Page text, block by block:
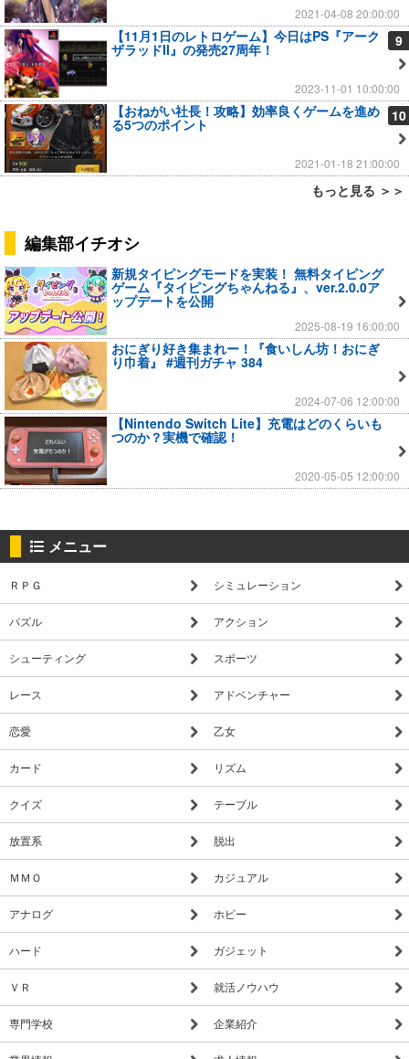
2021-04-08 20:00:00
9
【11月1日のレトロゲーム】今日はPS『アーク
ザラッドII』の発売27周年！
2023-11-01 10:00:00
10
【おねがい社長！攻略】効率良くゲームを進め
る5つのポイント
2021-01-18 21:00:00
もっと見る ＞＞
編集部イチオシ
新規タイピングモードを実装！ 無料タイピング
ゲーム『タイピングちゃんねる』、ver.2.0.0ア
ップデートを公開
2025-08-19 16:00:00
おにぎり好き集まれー！『食いしん坊！おにぎ
り巾着』 #週刊ガチャ 384
2024-07-06 12:00:00
【Nintendo Switch Lite】充電はどのくらいも
つのか？実機で確認！
2020-05-05 12:00:00
メニュー
ＲＰＧ シミュレーション
パズル アクション
シューティング スポーツ
レース アドベンチャー
恋愛 乙女
カード リズム
クイズ テーブル
放置系 脱出
ＭＭＯ カジュアル
アナログ ホビー
ハード ガジェット
ＶＲ 就活ノウハウ
専門学校 企業紹介